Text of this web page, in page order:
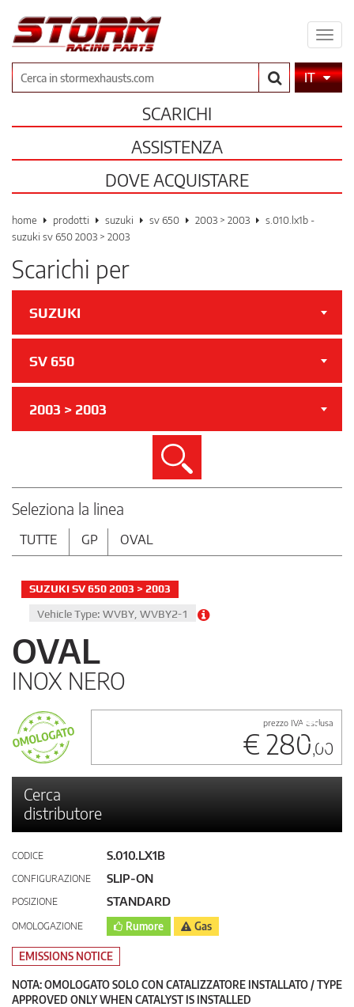
il
CercaIT
SCARICHI
ASSISTENZA
DOVE ACQUISTARE
home prodotti suzuki sv 650 2003 > 2003
s.010.lx1b -
suzuki sv 650 2003 > 2003
Scarichi per
SUZUKI
SV 650
2003 > 2003
Cerca
Seleziona la linea
TUTTE GP OVAL
SUZUKI SV 650 2003 > 2003
Vehicle Type: WVBY, WVBY2-1
OVAL
INOX NERO
prezzo IVA esclusa
€ 280,00
Cerca
distributore
CODICE S.010.LX1B
CONFIGURAZIONE SLIP-ON
POSIZIONE STANDARD
OMOLOGAZIONE Rumore Gas
EMISSIONS NOTICE
NOTA: OMOLOGATO SOLO CON CATALIZZATORE INSTALLATO / TYPE
APPROVED ONLY WHEN CATALYST IS INSTALLED